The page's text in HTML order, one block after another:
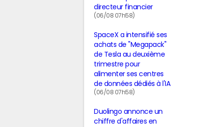
directeur financier
(06/08 07h58)
SpaceX a intensifié ses
achats de "Megapack"
de Tesla au deuxième
trimestre pour
alimenter ses centres
de données dédiés à l'IA
(06/08 07h58)
Duolingo annonce un
chiffre d'affaires en